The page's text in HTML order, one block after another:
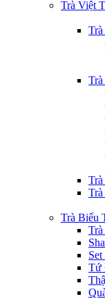
Trà Việt
Trà Biếu
Tứ